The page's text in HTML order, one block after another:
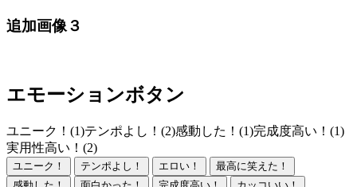
追加画像３
エモーションボタン
ユニーク！(1)テンポよし！(2)感動した！(1)完成度高い！(1)
実用性高い！(2)
ユニーク！ テンポよし！ エロい！
最高に笑えた！